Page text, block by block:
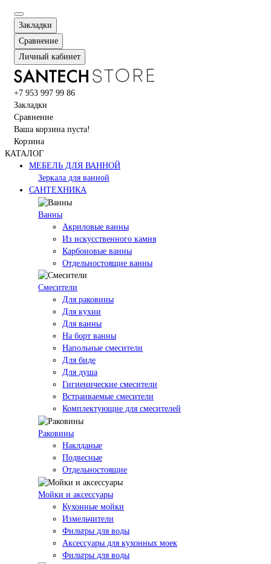
Закладки
Сравнение
Личный кабинет
+7 953 997 99 86
Закладки
Сравнение
Ваша корзина пуста!
Корзина
КАТАЛОГ
МЕБЕЛЬ ДЛЯ ВАННОЙ
Зеркала для ванной
САНТЕХНИКА
Ванны
Акриловые ванны
Из искусственного камня
Карбоновые ванны
Отдельностоящие ванны
Смесители
Для раковины
Для кухни
Для ванны
На борт ванны
Напольные смесители
Для биде
Для душа
Гигиенические смесители
Встраиваемые смесители
Комплектующие для смесителей
Раковины
Наклданые
Подвесные
Отдельностоящие
Мойки и аксессуары
Кухонные мойки
Измельчители
Фильтры для воды
Аксессуары для кухонных моек
Фильтры для воды